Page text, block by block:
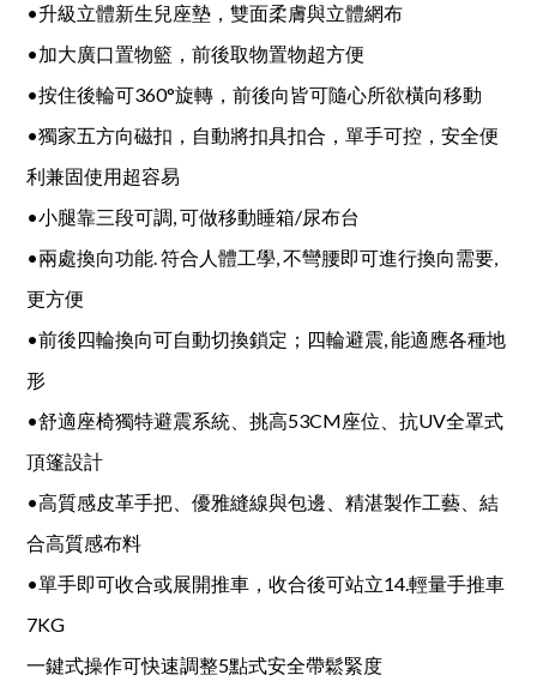
•升級立體新生兒座墊，雙面柔膚與立體網布
•加大廣口置物籃，前後取物置物超方便
•按住後輪可360°旋轉，前後向皆可隨心所欲橫向移動
•獨家五方向磁扣，自動將扣具扣合，單手可控，安全便
利兼固使用超容易
•小腿靠三段可調, 可做移動睡箱/尿布台
•兩處換向功能. 符合人體工學, 不彎腰即可進行換向需要,
更方便
•前後四輪換向可自動切換鎖定；四輪避震, 能適應各種地
形
•舒適座椅獨特避震系統、挑高53CM座位、抗UV全罩式
頂篷設計
•高質感皮革手把、優雅縫線與包邊、精湛製作工藝、結
合高質感布料
•單手即可收合或展開推車，收合後可站立14.輕量手推車
7KG
一鍵式操作可快速調整5點式安全帶鬆緊度